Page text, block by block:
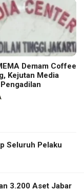
Demam Coffee
Kejutan Media
Seluruh Pelaku
3.200 Aset Jabar